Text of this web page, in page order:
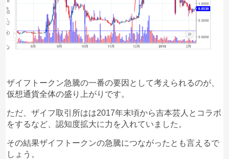
ザイフトークン急騰の一番の要因として考えられるのが、
仮想通貨全体の盛り上がりです。
ただ、ザイフ取引所はは2017年末頃から吉本芸人とコラボ
をするなど、認知度拡大に力を入れていました。
その結果ザイフトークンの急騰につながったとも言えるで
しょう。